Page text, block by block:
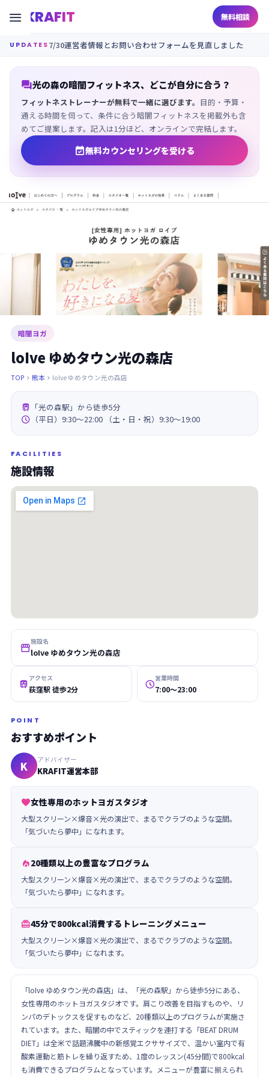
KRAFIT 無料相談

UPDATES 7/30運営者情報とお問い合わせフォームを見直しました
光の森の暗闇フィットネス、どこが自分に合う？
フィットネストレーナーが無料で一緒に選びます。 目的・予算・
通える時間を伺って、条件に合う暗闇フィットネスを掲載外も含
めてご提案します。記入は1分ほど、オンラインで完結します。
無料カウンセリングを受ける
暗闇ヨガ
loIve ゆめタウン光の森店
TOP  熊本  loIve ゆめタウン光の森店
 「光の森駅」から徒歩5分
 （平日）9:30～22:00 （土・日・祝）9:30～19:00
FACILITIES
施設情報
施設名
loIve ゆめタウン光の森店
 アクセス
荻窪駅 徒歩2分 営業時間
7:00〜23:00
POINT
おすすめポイント
K アドバイザー
KRAFIT運営本部
女性専用のホットヨガスタジオ
大型スクリーン×爆音×光の演出で、まるでクラブのような空間。
「気づいたら夢中」になれます。
20種類以上の豊富なプログラム
大型スクリーン×爆音×光の演出で、まるでクラブのような空間。
「気づいたら夢中」になれます。
45分で800kcal消費するトレーニングメニュー
大型スクリーン×爆音×光の演出で、まるでクラブのような空間。
「気づいたら夢中」になれます。
「loIve ゆめタウン光の森店」は、「光の森駅」から徒歩5分にある、
女性専用のホットヨガスタジオです。肩こり改善を目指すものや、リ
ンパのデトックスを促すものなど、20種類以上のプログラムが実施さ
れています。また、暗闇の中でスティックを連打する「BEAT DRUM
DIET」は全米で話題沸騰中の新感覚エクササイズで、温かい室内で有
酸素運動と筋トレを繰り返すため、1度のレッスン(45分間)で800kcal
も消費できるプログラムとなっています。メニューが豊富に揃えられ